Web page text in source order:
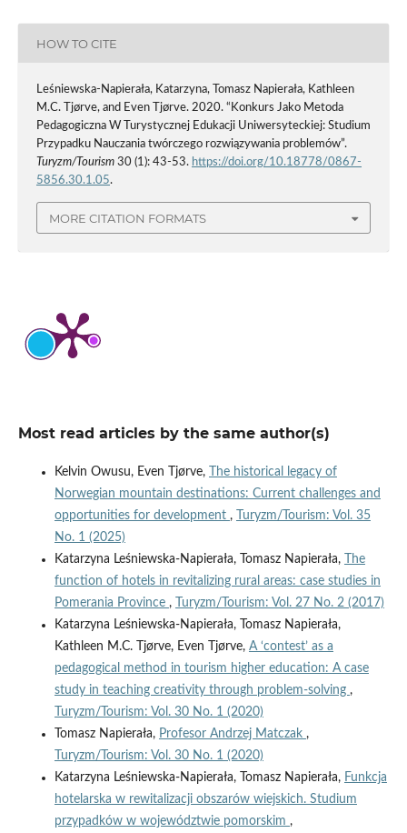
HOW TO CITE
Leśniewska-Napierała, Katarzyna, Tomasz Napierała, Kathleen
M.C. Tjørve, and Even Tjørve. 2020. “Konkurs Jako Metoda
Pedagogiczna W Turystycznej Edukacji Uniwersyteckiej: Studium
Przypadku Nauczania twórczego rozwiązywania problemów”.
Turyzm/Tourism30 (1): 43-53. https://doi.org/10.18778/0867-
5856.30.1.05.
MORE CITATION FORMATS
Most read articles by the same author(s)
Kelvin Owusu, Even Tjørve,
The historical legacy of
Norwegian mountain destinations: Current challenges and
opportunities for development ,
Turyzm/Tourism: Vol. 35
No. 1 (2025)
Katarzyna Leśniewska-Napierała, Tomasz Napierała,
The
function of hotels in revitalizing rural areas: case studies in
Pomerania Province ,
Turyzm/Tourism: Vol. 27 No. 2 (2017)
Katarzyna Leśniewska-Napierała, Tomasz Napierała,
Kathleen M.C. Tjørve, Even Tjørve, A ‘contest’ as a
pedagogical method in tourism higher education: A case
study in teaching creativity through problem-solving ,
Turyzm/Tourism: Vol. 30 No. 1 (2020)
Tomasz Napierała, Profesor Andrzej Matczak ,
Turyzm/Tourism: Vol. 30 No. 1 (2020)
Katarzyna Leśniewska-Napierała, Tomasz Napierała, Funkcja
hotelarska w rewitalizacji obszarów wiejskich. Studium
przypadków w województwie pomorskim ,